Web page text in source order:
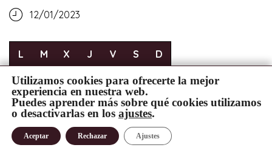
12/01/2023
L M X J V S
D
1
2
3
4 5 6 7 8
9
10
11 12 13 14 15
17
18 19 20 21 22 23
Utilizamos cookies para ofrecerte la mejor
experiencia en nuestra web.
Puedes aprender más sobre qué cookies utilizamos
o desactivarlas en los ajustes.
Aceptar Rechazar Ajustes